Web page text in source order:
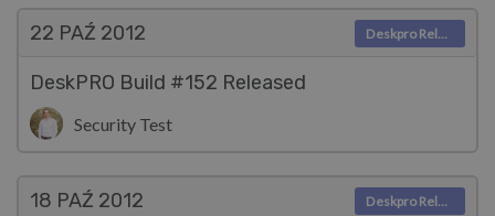
22 PAŹ 2012
DeskPRO Build #152 Released
Security Test
Deskpro Releases
18 PAŹ 2012 Deskpro Releases